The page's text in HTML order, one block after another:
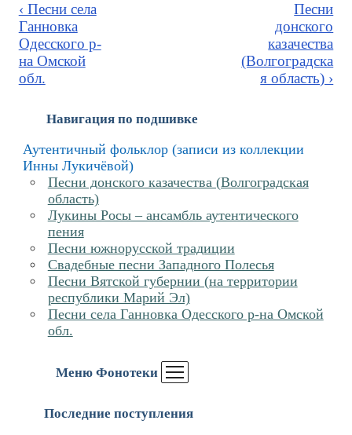
Навигация по подшивке
Аутентичный фольклор (записи из коллекции
Инны Лукичёвой)
Песни донского казачества (Волгоградская
область)
Лукины Росы – ансамбль аутентического
пения
Песни южнорусской традиции
Свадебные песни Западного Полесья
Песни Вятской губернии (на территории
республики Марий Эл)
Песни села Ганновка Одесского р-на Омской
обл.
Меню Фонотеки
Последние поступления
‹ Песни села
Ганновка
Одесского р-
на Омской
обл.
Песни
донского
казачества
(Волгоградска
я область) ›